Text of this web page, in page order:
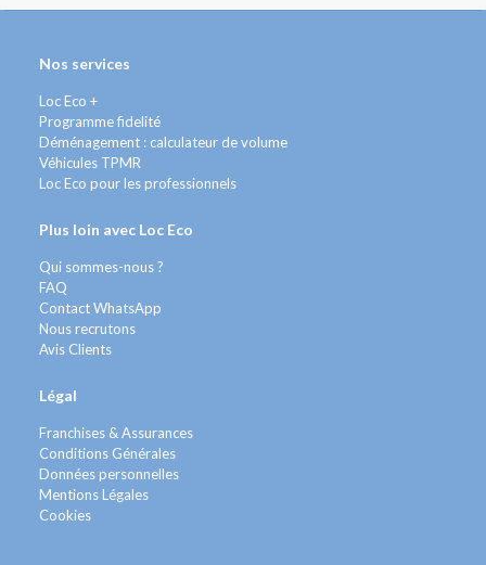
Nos services
Loc Eco +
Programme fidelité
Déménagement : calculateur de volume
Véhicules TPMR
Loc Eco pour les professionnels
Plus loin avec Loc Eco
Qui sommes-nous ?
FAQ
Contact WhatsApp
Nous recrutons
Avis Clients
Légal
Franchises & Assurances
Conditions Générales
Données personnelles
Mentions Légales
Cookies